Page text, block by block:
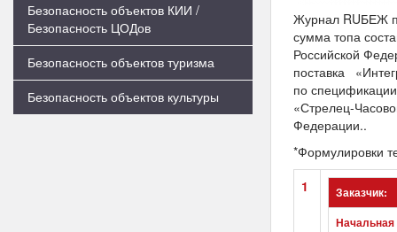
Безопасность объектов КИИ /
Безопасность ЦОДов
Безопасность объектов туризма
Безопасность объектов культуры
Журнал RUБЕЖ
сумма топа
Российской
поставка
по
«Стрелец-
Федерации..
*Формулировки
1
Заказчик:
Начальная